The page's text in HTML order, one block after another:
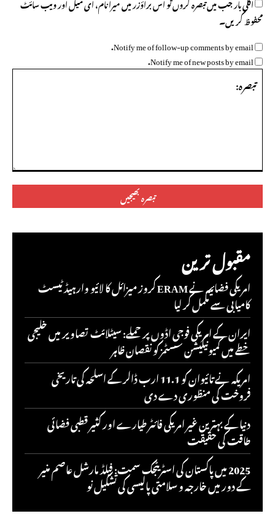
تبصرہ:
محفوظ کریں۔
Notify me of follow-up comments by email.
Notify me of new posts by email.
مقبول ترین
امریکی فضائیہ نے ERAM کروز میزائل کا لائیو وارہیڈ ٹیسٹ
کامیابی سے مکمل کر لیا
ایران کے امریکی فوجی اڈوں پر حملے: سیٹلائٹ تصاویر میں خلیجی
خطے میں کمیونیکیشن سسٹمز کو نقصان ظاہر
امریکہ نے تائیوان کو 11.1 ارب ڈالر کے اسلحہ کی تاریخی
فروخت کی منظوری دے دی
دنیا کے بہترین غیر امریکی فائٹر طیارے اور کثیر قطبی فضائی
طاقت کی حقیقت
2025 میں پاکستان کی اسٹریٹجک سمت: فیلڈ مارشل عاصم منیر
کے دور میں خارجہ و سلامتی پالیسی کی تشکیل نو